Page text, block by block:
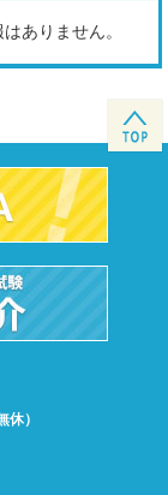
ありません。
）